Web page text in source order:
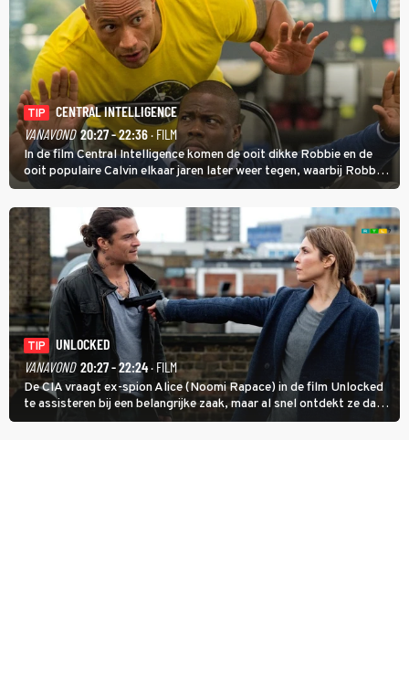
TIP
CENTRAL INTELLIGENCE
VANAVOND 20:27 - 22:36· FILM
In de film Central Intelligence komen de ooit dikke Robbie en de
ooit populaire Calvin elkaar jaren later weer tegen, waarbij Robbie,
inmiddels supergespierd en werkzaam voor de CIA, Calvins hulp
goed kan gebruiken.
TIP
UNLOCKED
VANAVOND 20:27 - 22:24· FILM
De CIA vraagt ex-spion Alice (Noomi Rapace) in de film Unlocked
te assisteren bij een belangrijke zaak, maar al snel ontdekt ze dat
degene die haar aanstelde kwade bedoelingen heeft.